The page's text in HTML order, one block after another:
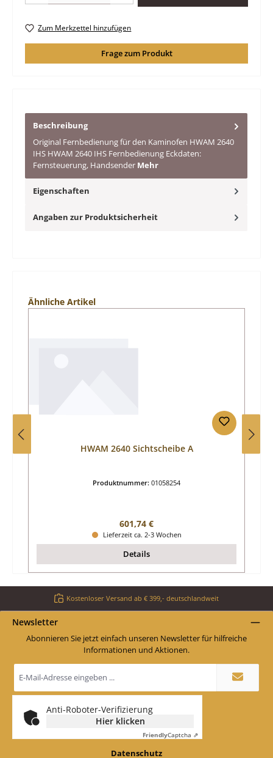
Zum Merkzettel hinzufügen
Frage zum Produkt
Beschreibung
Original Fernbedienung für den Kaminofen HWAM 2640
IHS HWAM 2640 IHS Fernbedienung Eckdaten:
Fernsteuerung, Handsender Mehr
Eigenschaften
Angaben zur Produktsicherheit
Produktgalerie überspringen
Ähnliche Artikel
HWAM 2640 Sichtscheibe A
Produktnummer: 01058254
Regulärer Preis:
601,74 €
Lieferzeit ca. 2-3 Wochen
Details
Kostenloser Versand ab € 399,- deutschlandweit
Newsletter
Abonnieren Sie jetzt einfach unseren Newsletter für hilfreiche
Informationen und Aktionen.
Mail-
*
Anti-Roboter-Verifizierung
Hier klicken
FriendlyCaptcha ⇗
Datenschutz